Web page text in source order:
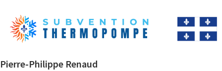
Pierre-Philippe Renaud